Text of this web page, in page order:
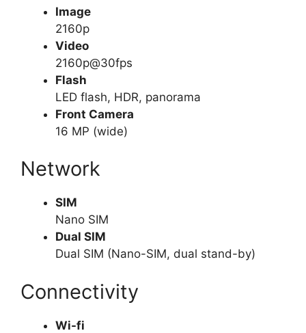
Image
2160p
Video
2160p@30fps
Flash
LED flash, HDR, panorama
Front Camera
16 MP (wide)
Network
SIM
Nano SIM
Dual SIM
Dual SIM (Nano-SIM, dual stand-by)
Connectivity
Wi-fi